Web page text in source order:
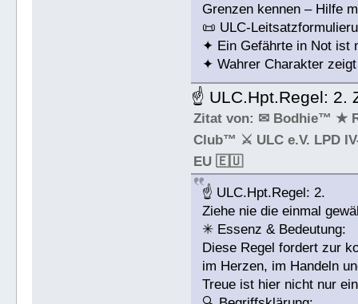
Grenzen kennen – Hilfe
📜 ULC-
✦ Ein Gefährte in Not ist
✦ Wahrer Charakter
☝ ULC.Hpt.Regel: 2.
Zitat von: ✉ Bodhie™ ★
Club™ ⚔ ULC e.V. LPD
EU 🇪🇺
☝ ULC.Hpt.Regel: 2.
Ziehe nie die einmal
✳ Essenz & Bedeutung:
Diese Regel fordert zur
im Herzen, im Handeln
Treue ist hier nicht nur